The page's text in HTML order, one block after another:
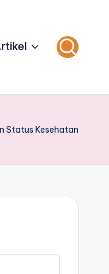
Status Kesehatan